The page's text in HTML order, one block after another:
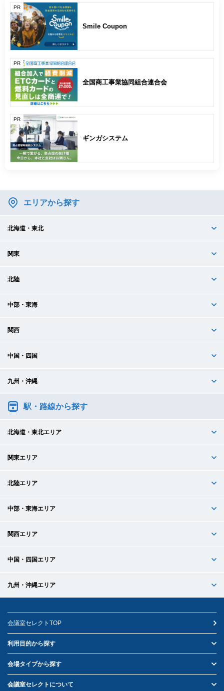
PR
Smile Coupon
PR
全国商工事業協同組合連合会
PR
ギンガシステム
エリアから探す
北海道・東北
関東
北陸
中部・東海
関西
中国・四国
九州・沖縄
駅・路線から探す
北海道・東北エリア
関東エリア
北陸エリア
中部・東海エリア
関西エリア
中国・四国エリア
九州・沖縄エリア
会議室セレクトTOP
利用目的から探す
会場タイプから探す
会議室セレクトについて